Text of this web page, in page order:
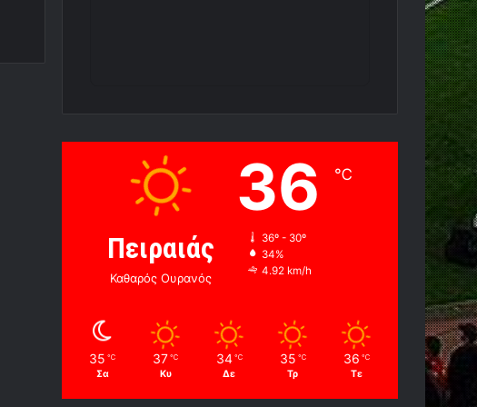
Πειραιάς
Καθαρός Ουρανός
36 ℃
36º - 30º
34%
4.92 km/h
35 ℃
Σα
37 ℃
Κυ
34 ℃
Δε
35 ℃
Τρ
36 ℃
Τε